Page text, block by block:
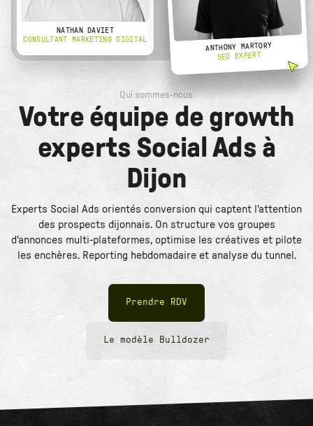
NATHAN DAVIET
CONSULTANT MARKETING DIGITAL
ANTHONY MARTORY
SEO EXPERT
Qui sommes-nous
Votre équipe de growth
experts Social Ads à
Dijon
Experts Social Ads orientés conversion qui captent l'attention
des prospects dijonnais. On structure vos groupes
d'annonces multi-plateformes, optimise les créatives et pilote
les enchères. Reporting hebdomadaire et analyse du tunnel.
Prendre RDV
Le modèle Bulldozer